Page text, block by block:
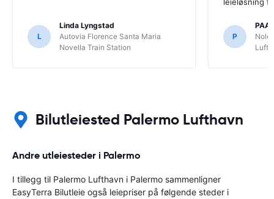
L
Linda Lyngstad
Autovia Florence Santa Maria
Novella Train Station
leieløsning
P
Bilutleiested Palermo Lufthavn
Andre utleiesteder i Palermo
I tillegg til Palermo Lufthavn i Palermo sammenligner
EasyTerra Bilutleie også leiepriser på følgende steder i